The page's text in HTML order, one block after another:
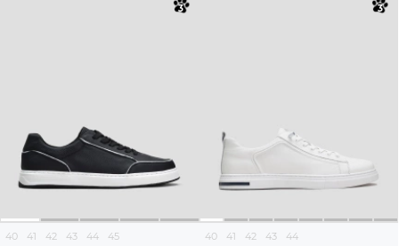
40 41 42 43 44 45 40 41 42 43 44